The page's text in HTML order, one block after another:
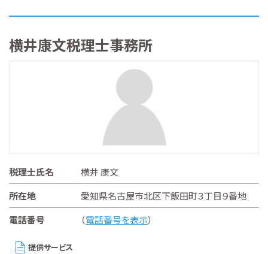
横井康文税理士事務所
税理士氏名
横井 康文
所在地
愛知県名古屋市北区下飯田町３丁目９番地
電話番号
（電話番号を表示）
提供サービス